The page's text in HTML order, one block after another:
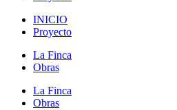
INICIO
Proyecto
La Finca
Obras
La Finca
Obras